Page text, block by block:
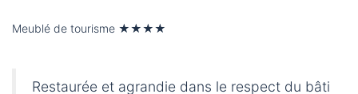
Meublé de tourisme ★★★★
Restaurée et agrandie dans le respect du bâti